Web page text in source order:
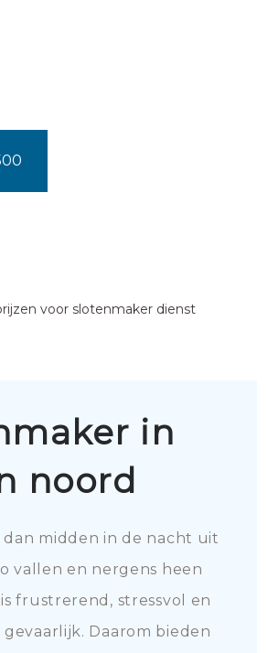
voor slotenmaker dienst
in
noord
dan midden in de nacht uit
vallen en nergens heen
frustrerend, stressvol en
Daarom bieden